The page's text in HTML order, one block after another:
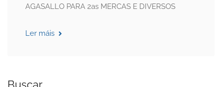
AGASALLO PARA 2as MERCAS E DIVERSOS
Ler máis